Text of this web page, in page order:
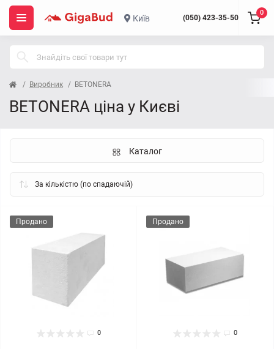
Київ (050) 423-35-50
0
Виробник BETONERA
BETONERA ціна у Києві
Каталог
Продано
0
Продано
0